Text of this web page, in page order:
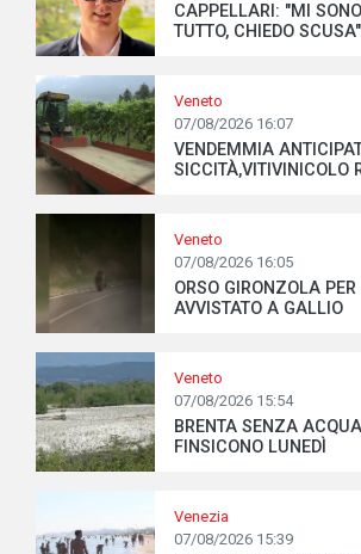
CAPPELLARI: "MI
TUTTO, CHIEDO SCUSA"
Veneto
07/08/2026 16:07
VENDEMMIA
SICCITÀ,VITIVINICOLO
Veneto
07/08/2026 16:05
ORSO GIRONZOLA PER
AVVISTATO A GALLIO
Veneto
07/08/2026 15:54
BRENTA SENZA
FINSICONO LUNEDÌ
Venezia
07/08/2026 15:39